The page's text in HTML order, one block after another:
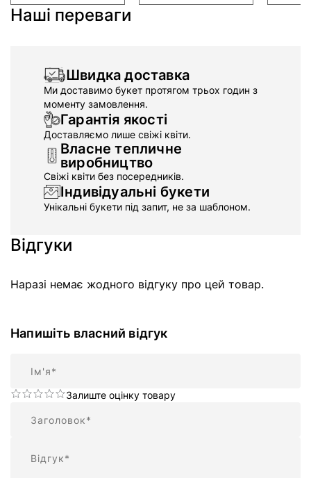
Наші переваги
Швидка доставка
Ми доставимо букет протягом трьох годин з
моменту замовлення.
Гарантія якості
Доставляємо лише свіжі квіти.
Власне тепличне
виробництво
Свіжі квіти без посередників.
Індивідуальні букети
Унікальні букети під запит, не за шаблоном.
Відгуки
Наразі немає жодного відгуку про цей товар.
Напишіть власний відгук
Залиште оцінку товару